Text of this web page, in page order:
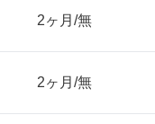
2ヶ月/無
2ヶ月/無